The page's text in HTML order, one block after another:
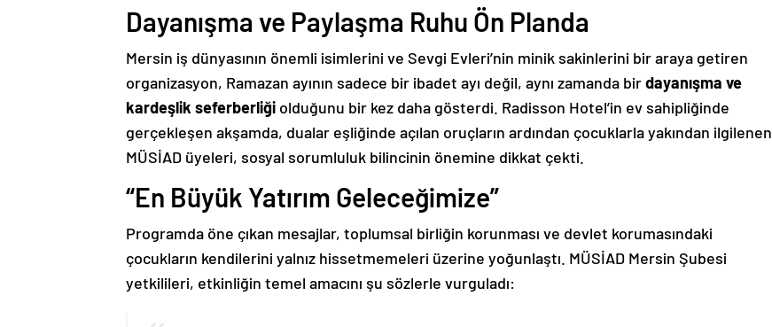
Dayanışma ve Paylaşma Ruhu Ön Planda
Mersin iş dünyasının önemli isimlerini ve Sevgi Evleri’nin minik sakinlerini bir araya getiren
organizasyon, Ramazan ayının sadece bir ibadet ayı değil, aynı zamanda birdayanışma ve
kardeşlik seferberliği olduğunu bir kez daha gösterdi. Radisson Hotel’in ev sahipliğinde
gerçekleşen akşamda, dualar eşliğinde açılan oruçların ardından çocuklarla yakından ilgilenen
MÜSİAD üyeleri, sosyal sorumluluk bilincinin önemine dikkat çekti.
“En Büyük Yatırım Geleceğimize”
Programda öne çıkan mesajlar, toplumsal birliğin korunması ve devlet korumasındaki
çocukların kendilerini yalnız hissetmemeleri üzerine yoğunlaştı. MÜSİAD Mersin Şubesi
yetkilileri, etkinliğin temel amacını şu sözlerle vurguladı: